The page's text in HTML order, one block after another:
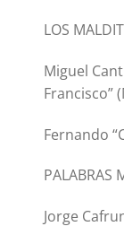
LOS
Miguel
Francisco”
Fernando
PALABRAS
Jorge